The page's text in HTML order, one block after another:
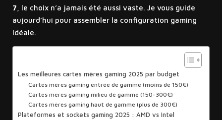
7 , le choix n’a jamais été aussi vaste. Je vous guide
aujourd’hui pour assembler la configuration gaming
idéale.
Les meilleures cartes mères gaming 2025 par budget
Cartes mères gaming entrée de gamme (moins de 150€)
Cartes mères gaming milieu de gamme (150-300€)
Cartes mères gaming haut de gamme (plus de 300€)
Plateformes et sockets gaming 2025 : AMD vs Intel